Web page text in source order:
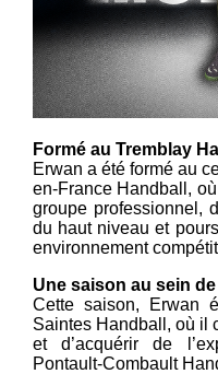
Formé au Tremblay
Erwan a été formé au
en-France Handball,
groupe professionnel,
du haut niveau et
environnement
Une saison au sein de
Cette saison, Erwan
Saintes Handball, où il
et d’acquérir de
Pontault-Combault